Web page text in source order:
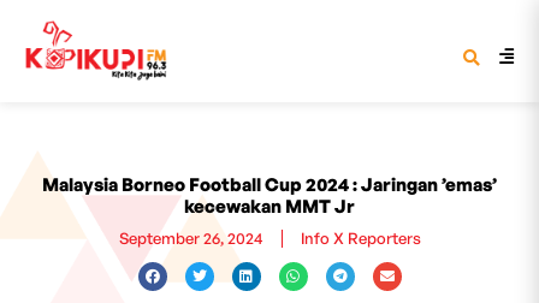
Malaysia Borneo Football Cup 2024 : Jaringan ’emas’
kecewakan MMT Jr
September 26, 2024 Info X Reporters